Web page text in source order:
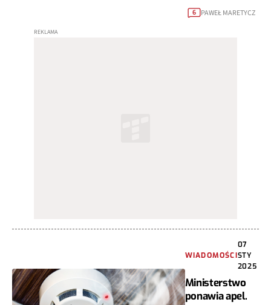
6 PAWEŁ MARETYCZ
WIADOMOŚCI
07
STY
2025
Ministerstwo
ponawia apel.